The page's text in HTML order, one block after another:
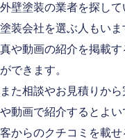
外壁塗装の業者を探し
塗装会社を選ぶ人もい
真や動画の紹介を掲載
ができます。
また相談やお見積りか
や動画で紹介するとよ
客からのクチコミを載